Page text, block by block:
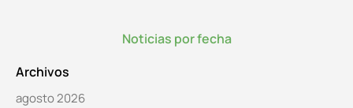
Noticias por fecha
Archivos
agosto 2026